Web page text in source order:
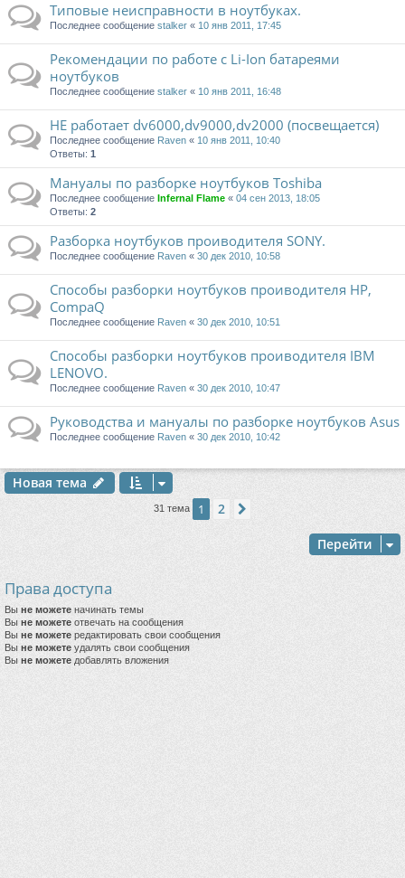
Типовые неисправности в ноутбуках.
Последнее сообщение stalker « 10 янв 2011, 17:45
Рекомендации по работе с Li-Ion батареями
ноутбуков
Последнее сообщение stalker « 10 янв 2011, 16:48
НЕ работает dv6000,dv9000,dv2000 (посвещается)
Последнее сообщение Raven « 10 янв 2011, 10:40
Ответы: 1
Мануалы по разборке ноутбуков Toshiba
Последнее сообщение Infernal Flame « 04 сен 2013, 18:05
Ответы: 2
Разборка ноутбуков проиводителя SONY.
Последнее сообщение Raven « 30 дек 2010, 10:58
Способы разборки ноутбуков проиводителя HP,
CompaQ
Последнее сообщение Raven « 30 дек 2010, 10:51
Способы разборки ноутбуков проиводителя IBM
LENOVO.
Последнее сообщение Raven « 30 дек 2010, 10:47
Руководства и мануалы по разборке ноутбуков Asus
Последнее сообщение Raven « 30 дек 2010, 10:42
Новая тема
31 тема 1 2
Перейти
Права доступа
Вы не можете начинать темы
Вы не можете отвечать на сообщения
Вы не можете редактировать свои сообщения
Вы не можете удалять свои сообщения
Вы не можете добавлять вложения